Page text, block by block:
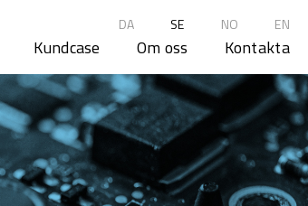
DA SE NO EN
Kundcase Om oss Kontakta